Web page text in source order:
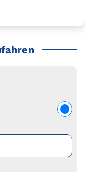
Startseite
oder